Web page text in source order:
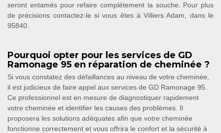
seront entamés pour refaire complétement la souche. Pour plus
de précisions contactez-le si vous êtes à Villiers Adam, dans le
95840.
Pourquoi opter pour les services de GD
Ramonage 95 en réparation de cheminée ?
Si vous constatez des défaillances au niveau de votre cheminée,
il est judicieux de faire appel aux services de GD Ramonage 95.
Ce professionnel est en mesure de diagnostiquer rapidement
votre cheminée et identifier les causes des problèmes. Il
proposera les solutions adéquates afin que votre cheminée
fonctionne correctement et vous offrira le confort et la sécurité à